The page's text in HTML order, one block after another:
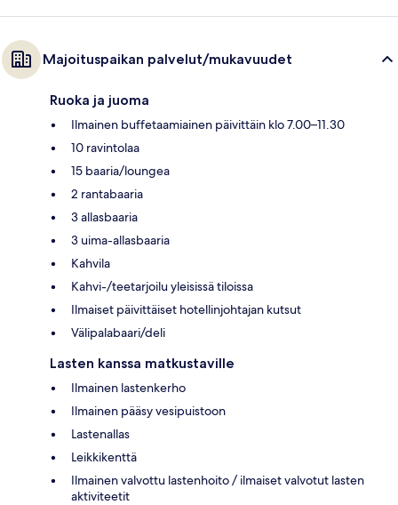
Majoituspaikan palvelut/mukavuudet
Ruoka ja juoma
Ilmainen buffetaamiainen päivittäin klo 7.00–11.30
10 ravintolaa
15 baaria/loungea
2 rantabaaria
3 allasbaaria
3 uima-allasbaaria
Kahvila
Kahvi-/teetarjoilu yleisissä tiloissa
Ilmaiset päivittäiset hotellinjohtajan kutsut
Välipalabaari/deli
Lasten kanssa matkustaville
Ilmainen lastenkerho
Ilmainen pääsy vesipuistoon
Lastenallas
Leikkikenttä
Ilmainen valvottu lastenhoito / ilmaiset valvotut lasten
aktiviteetit